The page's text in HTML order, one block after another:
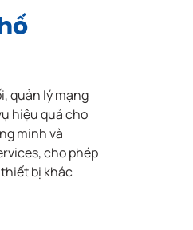
quản lý mạng
hiệu quả cho
minh và
cho phép
bị khác